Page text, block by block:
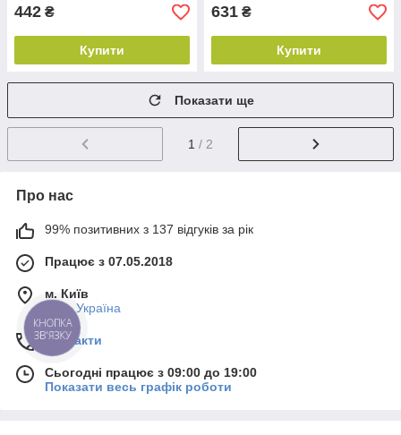
442 ₴
Купити
631 ₴
Купити
Показати ще
1 / 2
Про нас
99% позитивних з 137 відгуків за рік
Працює з 07.05.2018
м. Київ
Київ, Україна
Контакти
Сьогодні працює з 09:00 до 19:00
Показати весь графік роботи
КНОПКА
ЗВ'ЯЗКУ